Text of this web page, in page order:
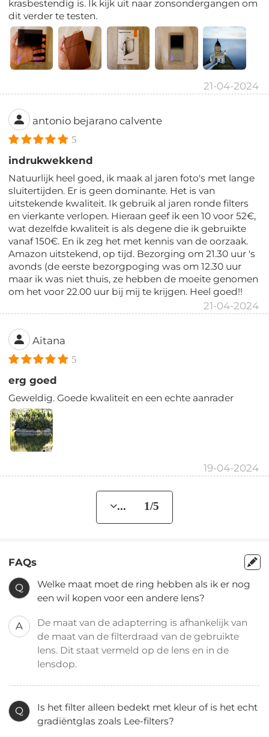
krasbestendig is. Ik kijk uit naar zonsondergangen om
dit verder te testen.
21-04-2024
antonio bejarano calvente
5
indrukwekkend
Natuurlijk heel goed, ik maak al jaren foto's met lange
sluitertijden. Er is geen dominante. Het is van
uitstekende kwaliteit. Ik gebruik al jaren ronde filters
en vierkante verlopen. Hieraan geef ik een 10 voor 52€,
wat dezelfde kwaliteit is als degene die ik gebruikte
vanaf 150€. En ik zeg het met kennis van de oorzaak.
Amazon uitstekend, op tijd. Bezorging om 21.30 uur 's
avonds (de eerste bezorgpoging was om 12.30 uur
maar ik was niet thuis, ze hebben de moeite genomen
om het voor 22.00 uur bij mij te krijgen. Heel goed!!
21-04-2024
Aitana
5
erg goed
Geweldig. Goede kwaliteit en een echte aanrader
19-04-2024
... 1/5
FAQs
Q
Welke maat moet de ring hebben als ik er nog
een wil kopen voor een andere lens?
A
De maat van de adapterring is afhankelijk van
de maat van de filterdraad van de gebruikte
lens. Dit staat vermeld op de lens en in de
lensdop.
Q
Is het filter alleen bedekt met kleur of is het echt
gradiëntglas zoals Lee-filters?